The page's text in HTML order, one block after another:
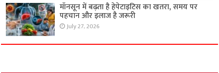
मॉनसून में बढ़ता है हेपेटाइटिस का खतरा, समय पर
पहचान और इलाज है जरूरी
July 27, 2026